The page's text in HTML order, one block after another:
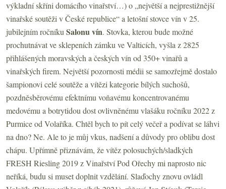
výkladní skříni domácího vinařství…) o „největší a nejprestižnější
vinařské soutěži v České republice“ a letošní stovce vín v 25.
jubilejním ročníku Salonu vín. Stovka, kterou bude možné
prochutnávat ve sklepeních zámku ve Valticích, vyšla z 2825
přihlášených moravských a českých vín od 350+ vinařů a
vinařských firem. Největší pozornosti médii se samozřejmě dostalo
šampionovi celé soutěže a vítězi kategorie bílých suchošů,
pozdněsběrovému efektnímu voňavému koncentrovanému
medovému a botrytidou dost ovlivněnému vlašáku ročníku 2022 z
Purmice od Volaříka. Chtěl bych to pít celý večeř a podívat se láhvi
na dno? Ne. Ale to je můj vkus, nadšení a důvody pro oblibu dost
chápu. Upřímně přiznávám, že vítěz polosuchých/sladkých
FRESH Riesling 2019 z Vinařství Pod Ořechy mi naprosto nic
neříká, budu si muset doplnit vzdělání. Slaďochy znovu ovládl